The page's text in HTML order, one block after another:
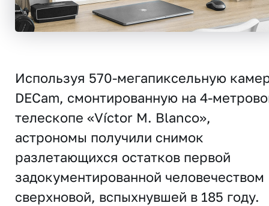
Используя 570-мегапиксельную
DECam, смонтированную на 4-
телескопе «Víctor M. Blanco»,
астрономы получили снимок
разлетающихся остатков первой
задокументированной человечеством
сверхновой, вспыхнувшей в 185 году.